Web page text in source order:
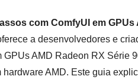
com ComfyUI em GPUs
a desenvolvedores e
GPUs AMD Radeon RX Série
hardware AMD. Este guia